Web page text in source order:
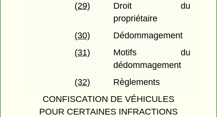
(29)
Droit du
propriétaire
(30)
Dédommagement
(31)
Motifs du
dédommagement
(32)
Règlements
CONFISCATION DE VÉHICULES
POUR CERTAINES INFRACTIONS